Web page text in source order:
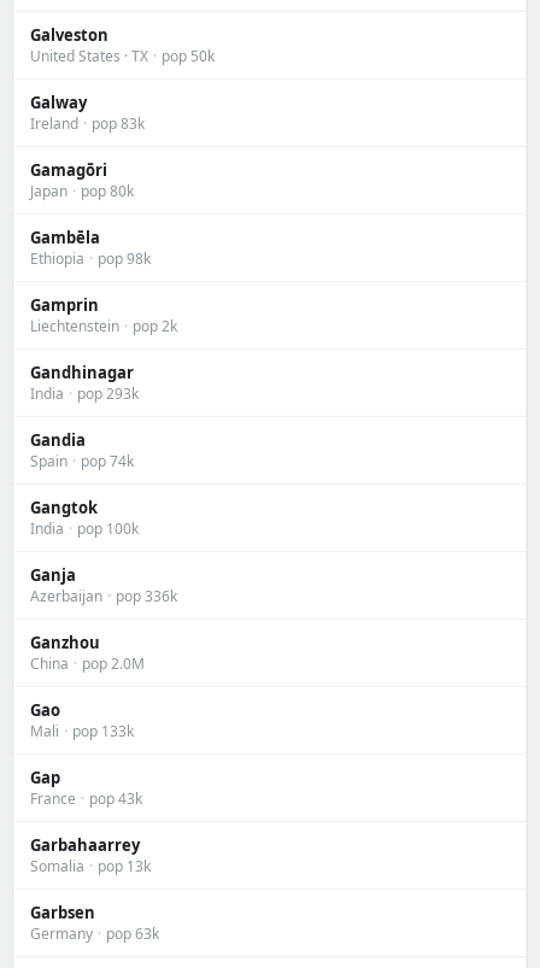
Galveston
United States · TX · pop 50k
Galway
Ireland · pop 83k
Gamagōri
Japan · pop 80k
Gambēla
Ethiopia · pop 98k
Gamprin
Liechtenstein · pop 2k
Gandhinagar
India · pop 293k
Gandia
Spain · pop 74k
Gangtok
India · pop 100k
Ganja
Azerbaijan · pop 336k
Ganzhou
China · pop 2.0M
Gao
Mali · pop 133k
Gap
France · pop 43k
Garbahaarrey
Somalia · pop 13k
Garbsen
Germany · pop 63k